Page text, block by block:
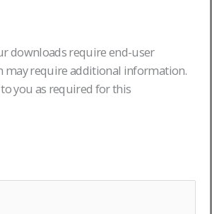
downloads require end-user
may require additional information.
you as required for this